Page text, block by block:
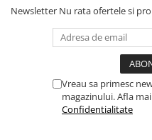
Banda adeziva
Fete Masa si Perdele
Lumanari si Toppere
Newsletter Nu rata ofertele si
Vreau sa primesc
magazinului. Afla
Confidentialitate